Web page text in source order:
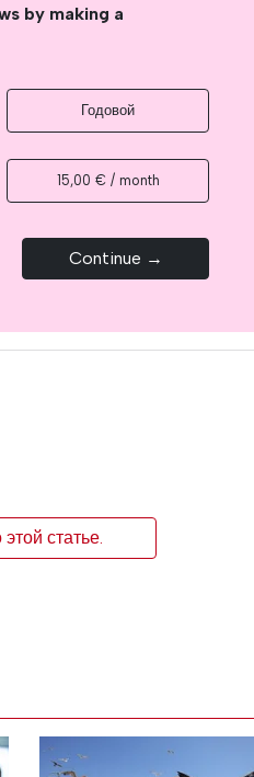
by making a
Годовой
15,00 € / month
Continue →
статье.